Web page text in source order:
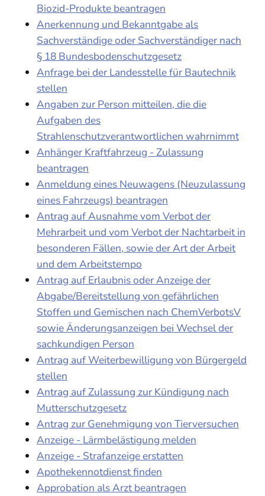
Biozid-Produkte beantragen
Anerkennung und Bekanntgabe als
Sachverständige oder Sachverständiger nach
§ 18 Bundesbodenschutzgesetz
Anfrage bei der Landesstelle für Bautechnik
stellen
Angaben zur Person mitteilen, die die
Aufgaben des
Strahlenschutzverantwortlichen wahrnimmt
Anhänger Kraftfahrzeug - Zulassung
beantragen
Anmeldung eines Neuwagens (Neuzulassung
eines Fahrzeugs) beantragen
Antrag auf Ausnahme vom Verbot der
Mehrarbeit und vom Verbot der Nachtarbeit in
besonderen Fällen, sowie der Art der Arbeit
und dem Arbeitstempo
Antrag auf Erlaubnis oder Anzeige der
Abgabe/Bereitstellung von gefährlichen
Stoffen und Gemischen nach ChemVerbotsV
sowie Änderungsanzeigen bei Wechsel der
sachkundigen Person
Antrag auf Weiterbewilligung von Bürgergeld
stellen
Antrag auf Zulassung zur Kündigung nach
Mutterschutzgesetz
Antrag zur Genehmigung von Tierversuchen
Anzeige - Lärmbelästigung melden
Anzeige - Strafanzeige erstatten
Apothekennotdienst finden
Approbation als Arzt beantragen